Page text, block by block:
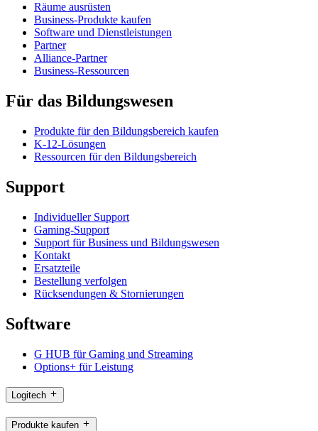
Räume ausrüsten
Business-Produkte kaufen
Software und Dienstleistungen
Partner
Alliance-Partner
Business-Ressourcen
Für das Bildungswesen
Produkte für den Bildungsbereich kaufen
K-12-Lösungen
Ressourcen für den Bildungsbereich
Support
Individueller Support
Gaming-Support
Support für Business und Bildungswesen
Kontakt
Ersatzteile
Bestellung verfolgen
Rücksendungen & Stornierungen
Software
G HUB für Gaming und Streaming
Options+ für Leistung
Logitech
Produkte kaufen